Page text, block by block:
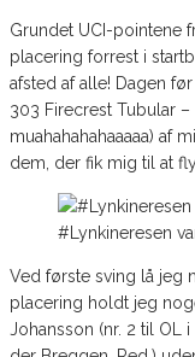
Grundet UCI-pointene
placering forrest i
afsted af alle! Dagen
303 Firecrest Tubular
muahahahahaaaaa) af
dem, der fik mig til at
#Lynkineresen
Ved første sving lå jeg
placering holdt jeg
Johansson (nr. 2 til OL